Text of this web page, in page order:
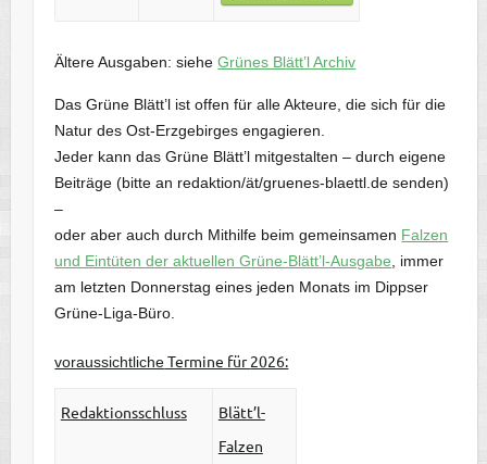
Ältere Ausgaben: sieheGrünes Blätt’l Archiv
Das Grüne Blätt’l ist offen für alle Akteure, die sich für die
Natur des Ost-Erzgebirges engagieren.
Jeder kann das Grüne Blätt’l mitgestalten – durch eigene
Beiträge (bitte an redaktion/ät/gruenes-blaettl.de senden)
–
oder aber auch durch Mithilfe beim gemeinsamen Falzen
und Eintüten der aktuellen Grüne-Blätt’l-Ausgabe , immer
am letzten Donnerstag eines jeden Monats im Dippser
Grüne-Liga-Büro.
voraussichtlicheTermine für2026:
Redaktionsschluss
Blätt’l-
Falzen